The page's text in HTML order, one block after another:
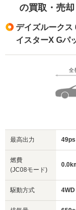
の買取・売
デイズルークス
イスターX Gパ
全
最高出力 49ps
燃費
(JC08モード)
駆動方式 4WD